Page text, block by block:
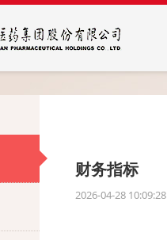
财务指标
2026-04-28 10:09:28